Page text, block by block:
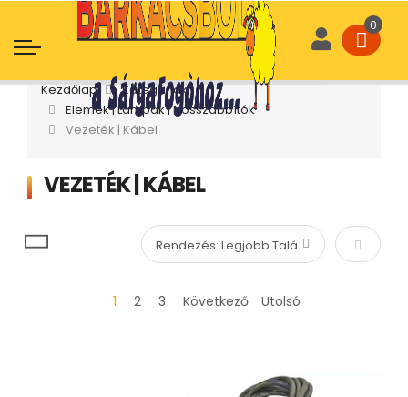
Kezdőlap
Kategóriák
Elemek | Lámpák | Hosszabbítók
Vezeték | Kábel
VEZETÉK | KÁBEL
1 2 3 Következő Utolsó